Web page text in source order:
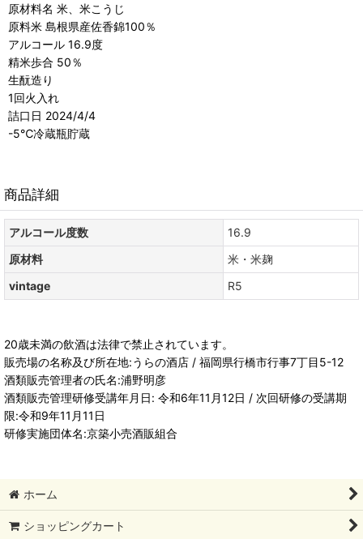
原材料名 米、米こうじ
原料米 島根県産佐香錦100％
アルコール 16.9度
精米歩合 50％
生酛造り
1回火入れ
詰口日 2024/4/4
-5℃冷蔵瓶貯蔵
商品詳細
アルコール度数
16.9
原材料
米・米麹
vintage
R5
20歳未満の飲酒は法律で禁止されています。
販売場の名称及び所在地:うらの酒店 / 福岡県行橋市行事7丁目5-12
酒類販売管理者の氏名:浦野明彦
酒類販売管理研修受講年月日: 令和6年11月12日 / 次回研修の受講期
限:令和9年11月11日
研修実施団体名:京築小売酒販組合
ホーム
ショッピングカート